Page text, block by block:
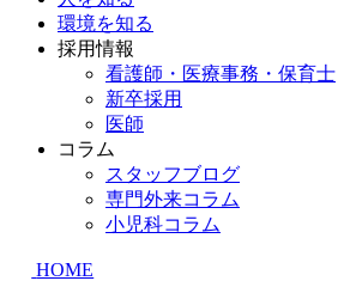
環境を知る
採用情報
看護師・医療事務・保育士
新卒採用
医師
コラム
スタッフブログ
専門外来コラム
小児科コラム
HOME